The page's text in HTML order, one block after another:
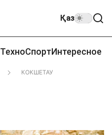
Қаз
ТехноСпортИнтересное
КОКШЕТАУ